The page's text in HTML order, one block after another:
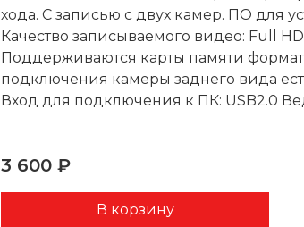
хода. С записью с двух камер. ПО для
Качество записываемого видео: Full
Поддерживаются карты памяти
подключения камеры заднего вида
Вход для подключения к ПК: USB2.0
3 600 ₽